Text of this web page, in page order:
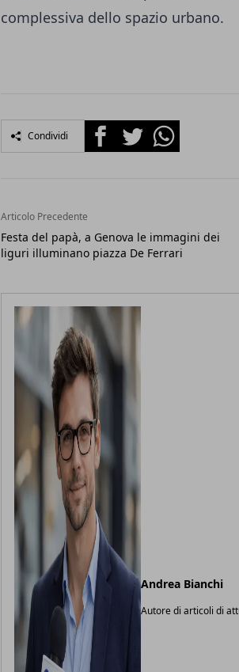
complessiva dello spazio urbano.
Condividi FacebookTwitterWhatsapp
Articolo Precedente
Festa del papà, a Genova le immagini dei
liguri illuminano piazza De Ferrari
Andrea Bianchi
Autore di articoli di